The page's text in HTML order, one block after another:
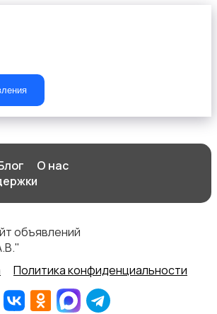
О нас
объявлений
Политика конфиденциальности